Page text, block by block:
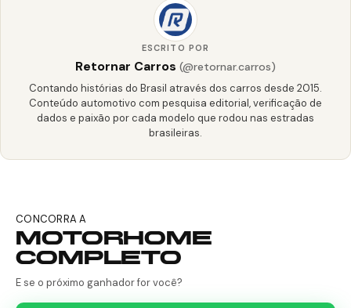
ESCRITO POR
Retornar Carros (@retornar.carros)
Contando histórias do Brasil através dos carros desde 2015.
Conteúdo automotivo com pesquisa editorial, verificação de
dados e paixão por cada modelo que rodou nas estradas
brasileiras.
CONCORRA A
MOTORHOME
COMPLETO
E se o próximo ganhador for você?